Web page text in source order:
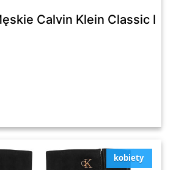
Calvin Klein Classic
kobiety